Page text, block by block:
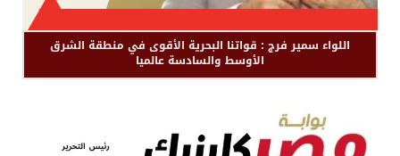
اللواء سمير فرج : قواتنا البحرية الأقوى في منطقة الشرق
الأوسط والسادسة عالميا